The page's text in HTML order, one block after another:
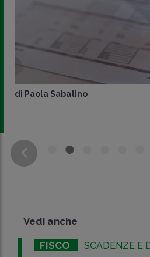
di Paola Sabatino
Vedi anche
FISCO SCADENZE E